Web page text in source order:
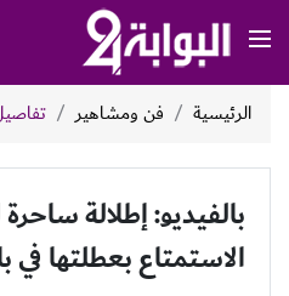
الرئيسية فن ومشاهير
بالفيديو: إطلالة
الاستمتاع بعطلتها في